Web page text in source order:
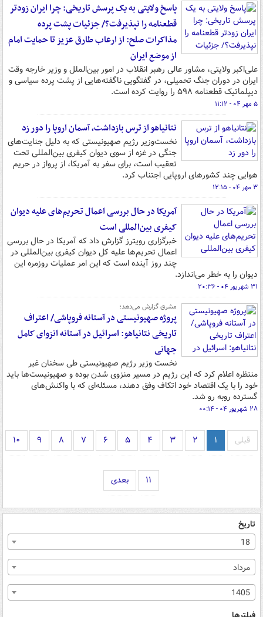
پاسخ ولایتی به یک پرسش تاریخی: چرا ایران زودتر
قطعنامه را نپذیرفت؟/ جزئیات پشت پرده
مذاکرات صلح: از ارعاب طارق عزیز تا حمایت امام
از موضع ایران
علی‌اکبر ولایتی، مشاور عالی رهبر انقلاب در امور بین‌الملل و وزیر خارجه وقت
ایران در دوران جنگ تحمیلی، در گفتگویی ناگفته‌هایی از پشت پرده سیاسی و
دیپلماتیک قطعنامه ۵۹۸ را روایت کرده است.
۵ مهر ۰۴ - ۱۱:۱۲
نتانیاهو از ترس بازداشت، آسمان اروپا را دور زد
نخست‌وزیر رژیم صهیونیستی که به دلیل جنایت‌های
جنگی در غزه از سوی دیوان کیفری بین‌المللی تحت
تعقیب است، برای سفر به آمریکا، از پرواز در حریم
هوایی چند کشورهای اروپایی اجتناب کرد.
۳ مهر ۰۴ - ۱۲:۱۵
آمریکا در حال بررسی اعمال تحریم‌های علیه دیوان
کیفری بین‌المللی است
خبرگزاری رویترز گزارش داد که آمریکا در حال بررسی
اعمال تحریم‌ها علیه کل دیوان کیفری بین‌المللی در
چند روز آینده است که این امر عملیات روزمره این
دیوان را به خطر می‌اندازد.
۳۱ شهریور ۰۴ - ۲۰:۳۶
مشرق گزارش می‌دهد؛
پروژه صهیونیستی در آستانه فروپاشی/ اعتراف
تاریخی نتانیاهو: اسرائیل در آستانه انزوای کامل
جهانی
نخست وزیر رژیم صهیونیستی طی سخنان غیر
منتظره اعلام کرد که این رژیم در مسیر منزوی شدن بوده و صهیونیست‌ها باید
خود را با یک اقتصاد خود اتکاف وفق دهند، مسئله‌ای که با واکنش‌های
گسترده روبه رو شد.
۲۸ شهریور ۰۴ - ۰۰:۱۴
قبلی ۱ ۲ ۳ ۴ ۵ ۶ ۷ ۸ ۹ ۱۰
۱۱ بعدی
تاریخ
18
مرداد
1405